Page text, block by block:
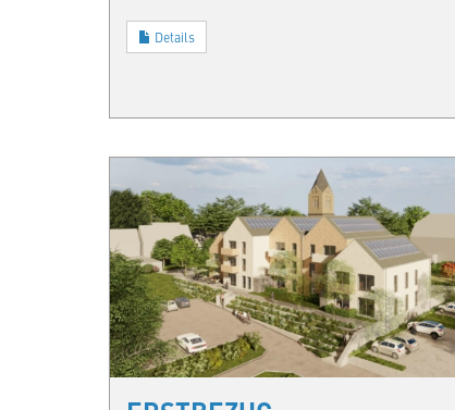
Details